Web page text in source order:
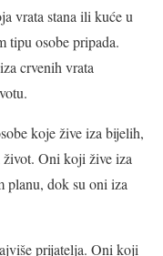
vrata stana ili kuće u
tipu osobe pripada.
crvenih vrata
koje žive iza bijelih,
Oni koji žive iza
planu, dok su oni iza
prijatelja. Oni koji